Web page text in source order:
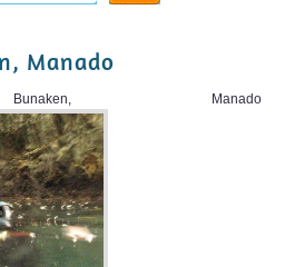
Manado
Manado